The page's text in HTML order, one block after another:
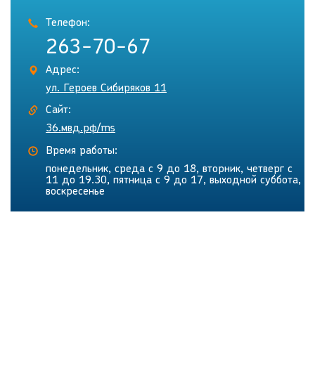
Телефон:
263-70-67
Адрес:
ул. Героев Сибиряков 11
Сайт:
36.мвд.рф/ms
Время работы:
понедельник, среда с 9 до 18, вторник, четверг с
11 до 19.30, пятница с 9 до 17, выходной суббота,
воскресенье